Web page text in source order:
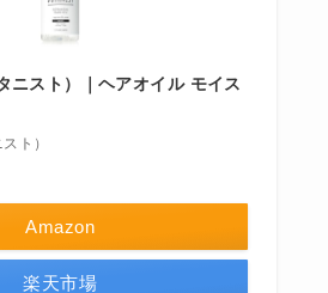
ニスト）｜ヘアオイル モイス
ト）
Amazon
楽天市場